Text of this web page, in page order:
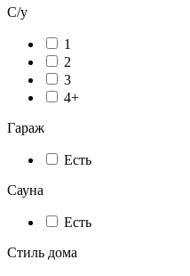
С/у
1
2
3
4+
Гараж
Есть
Сауна
Есть
Стиль дома